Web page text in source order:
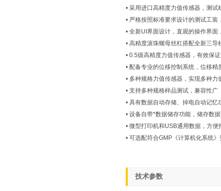
• 采用进口高精度力值传感器，测试
• 严格按照标准要求设计的测试工
• 全新UI界面设计，直观的操作界
• 高精度滚珠螺母丝杠搭配全新三
• 0.5级高精度力值传感器，有效保
• 配备专业的位移控制系统，位移精
• 多种规格力值传感器，实现多种力
• 支持多种规格样品测试，兼容性广
• 具有数据自动存储、掉电自动记忆
• 设备自带*数据储存功能，储存数
• 微型打印机和USB通用数据，方便
• 可选配符合GMP《计算机化系统
技术参数